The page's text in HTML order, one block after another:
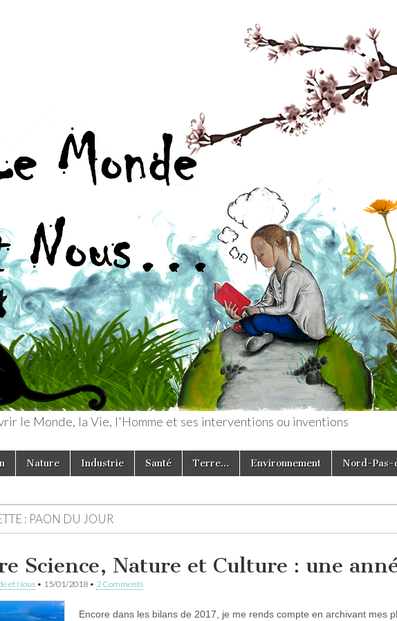
le Monde, la Vie, l'Homme et ses interventions ou inventions
Nature Industrie Santé Terre… Environnement Nord-Pas-
: PAON DU JOUR
Science, Nature et Culture : une
et Nous • 15/01/2018 • 2 Comments
Encore dans les bilans de 2017, je me rends compte en archivant mes